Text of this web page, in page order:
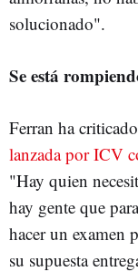
solucionado".
Se está
Ferran ha
lanzada por ICV
"Hay quien
hay gente que
hacer un examen
su supuesta